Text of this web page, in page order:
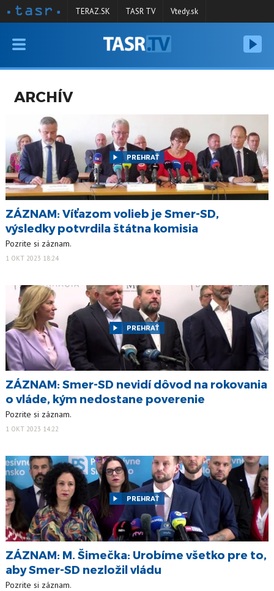
VYSIELANIE
SPRAVODAJSTVO
KONTAKT
ARCHÍV
TERAZ.SK TASR TV Vtedy.sk
ARCHÍV
PREHRAŤ
ZÁZNAM: Víťazom volieb je Smer-SD,
výsledky potvrdila štátna komisia
Pozrite si záznam.
1 OKT 2023 18:24
PREHRAŤ
ZÁZNAM: Smer-SD nevidí dôvod na rokovania
o vláde, kým nedostane poverenie
Pozrite si záznam.
1 OKT 2023 14:22
PREHRAŤ
ZÁZNAM: M. Šimečka: Urobíme všetko pre to,
aby Smer-SD nezložil vládu
Pozrite si záznam.